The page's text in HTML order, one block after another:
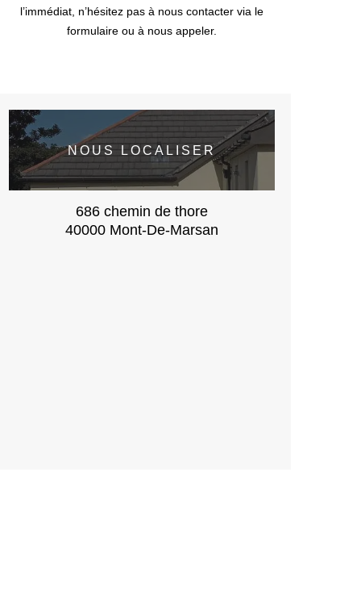
l’immédiat, n’hésitez pas à nous contacter via le
formulaire ou à nous appeler.
NOUS LOCALISER
686 chemin de thore
40000 Mont-De-Marsan